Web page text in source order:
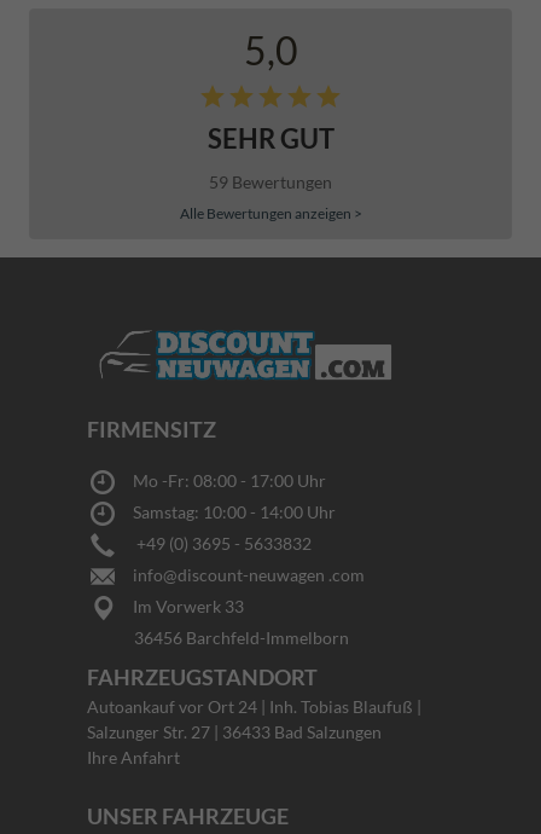
5,0
SEHR GUT
59 Bewertungen
Alle Bewertungen anzeigen >
FIRMENSITZ
Mo -Fr: 08:00 - 17:00 Uhr
Samstag: 10:00 - 14:00 Uhr
+49 (0) 3695 - 5633832
info@discount-neuwagen .com
Im Vorwerk 33
36456 Barchfeld-Immelborn
FAHRZEUGSTANDORT
Autoankauf vor Ort 24 | Inh. Tobias Blaufuß |
Salzunger Str. 27 | 36433 Bad Salzungen
Ihre Anfahrt
UNSER FAHRZEUGE